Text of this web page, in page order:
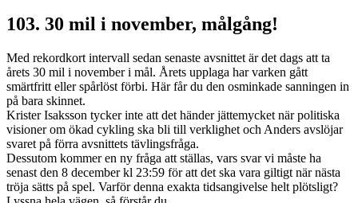
103. 30 mil i november, målgång!
Med rekordkort intervall sedan senaste avsnittet är det dags att ta
årets 30 mil i november i mål. Årets upplaga har varken gått
smärtfritt eller spårlöst förbi. Här får du den osminkade sanningen in
på bara skinnet.
Krister Isaksson tycker inte att det händer jättemycket när politiska
visioner om ökad cykling ska bli till verklighet och Anders avslöjar
svaret på förra avsnittets tävlingsfråga.
Dessutom kommer en ny fråga att ställas, vars svar vi måste ha
senast den 8 december kl 23:59 för att det ska vara giltigt när nästa
tröja sätts på spel. Varför denna exakta tidsangivelse helt plötsligt?